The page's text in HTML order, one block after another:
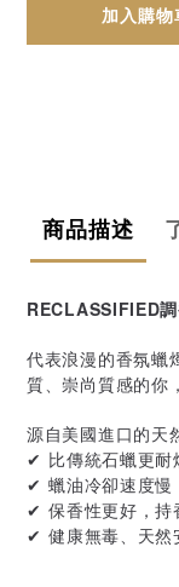
加入購物
商品描述
RECLASSIFIED
代表浪漫的香氛蠟
質、崇尚質感的你
源自美國進口的天
✔ 比傳統石蠟更耐
✔ 蠟油冷卻速度慢
✔ 保香性更好，持
✔ 健康無毒、天然